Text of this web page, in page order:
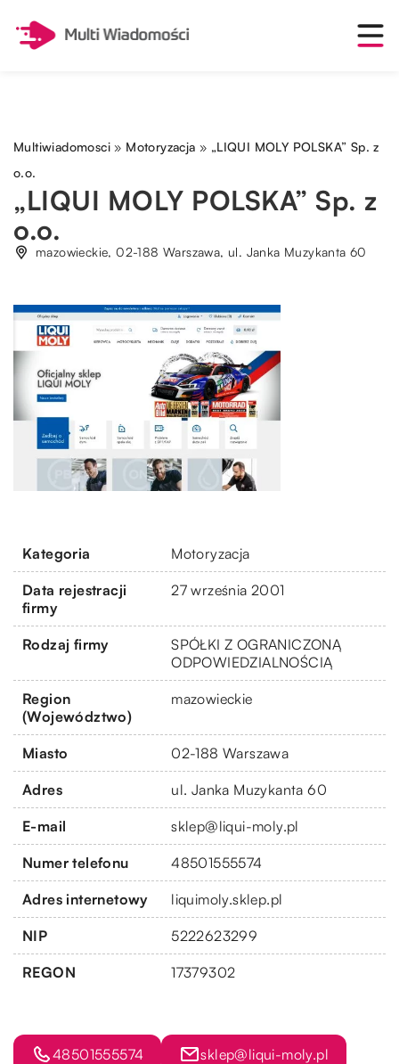
Multiwiadomosci » Motoryzacja » „LIQUI MOLY POLSKA” Sp. z
o.o.
„LIQUI MOLY POLSKA” Sp. z
o.o.
mazowieckie, 02-188 Warszawa, ul. Janka Muzykanta 60
Kategoria Motoryzacja
Data rejestracji
firmy
27 września 2001
Rodzaj firmy
SPÓŁKI Z OGRANICZONĄ
ODPOWIEDZIALNOŚCIĄ
Region
(Województwo)
mazowieckie
Miasto 02-188 Warszawa
Adres ul. Janka Muzykanta 60
E-mail sklep@liqui-moly.pl
Numer telefonu 48501555574
Adres internetowy liquimoly.sklep.pl
NIP 5222623299
REGON 17379302
48501555574 sklep@liqui-moly.pl